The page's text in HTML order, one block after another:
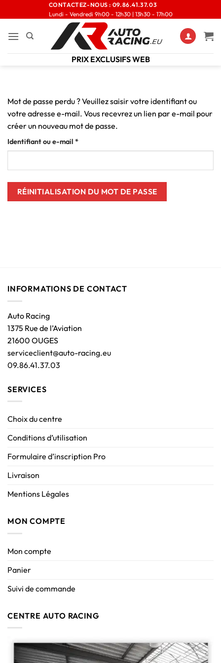
au
contenu
CONTACTEZ-NOUS : 09.86.41.37.03
Lundi - Vendredi 9h00 - 12h30 | 13h30 - 17h00
PRIX EXCLUSIFS WEB
Mot de passe perdu ? Veuillez saisir votre identifiant ou
votre adresse e-mail. Vous recevrez un lien par e-mail pour
créer un nouveau mot de passe.
Identifiant ou e-mail *Obligatoire
RÉINITIALISATION DU MOT DE PASSE
INFORMATIONS DE CONTACT
Auto Racing
1375 Rue de l’Aviation
21600 OUGES
serviceclient@auto-racing.eu
09.86.41.37.03
SERVICES
Choix du centre
Conditions d’utilisation
Formulaire d’inscription Pro
Livraison
Mentions Légales
MON COMPTE
Mon compte
Panier
Suivi de commande
CENTRE AUTO RACING